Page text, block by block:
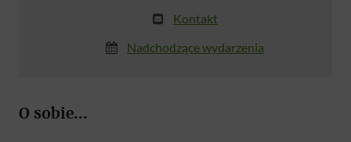
Kontakt
Nadchodzące wydarzenia
O sobie...